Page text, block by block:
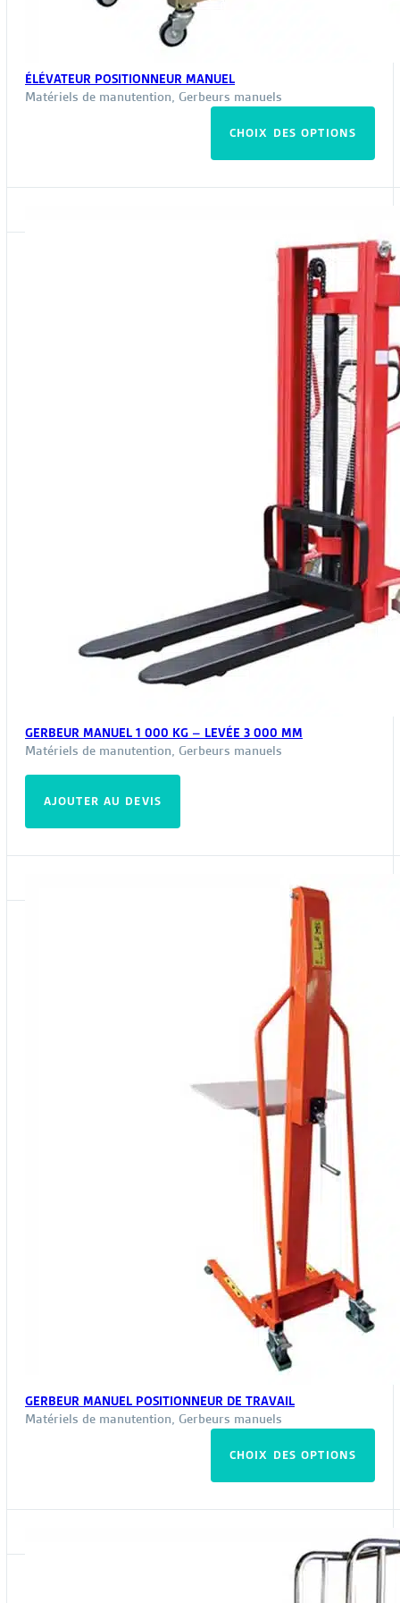
ÉLÉVATEUR POSITIONNEUR MANUEL
Matériels de manutention, Gerbeurs manuels
CHOIX DES OPTIONS
a
Les
être
sur
du
GERBEUR MANUEL 1 000 KG – LEVÉE 3 000 MM
Matériels de manutention, Gerbeurs manuels
AJOUTER AU DEVIS
GERBEUR MANUEL POSITIONNEUR DE TRAVAIL
Matériels de manutention, Gerbeurs manuels
CHOIX DES OPTIONS
a
Les